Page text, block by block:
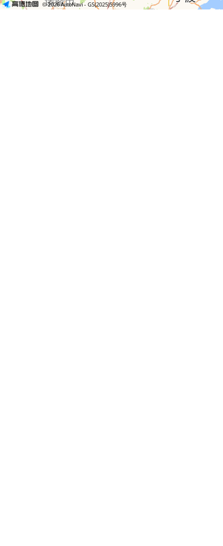
© 2026 AutoNavi- GS(2025)5996号